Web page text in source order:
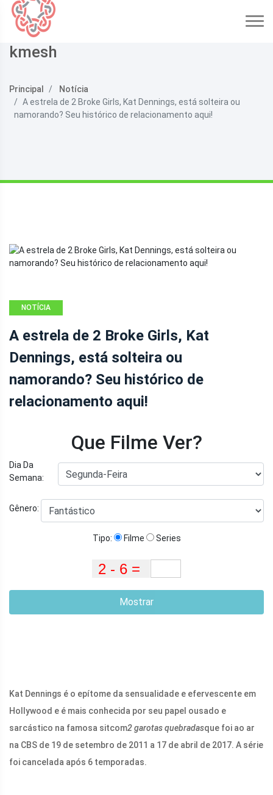
kmesh
Principal
Notícia
A estrela de 2 Broke Girls, Kat Dennings, está solteira ou
namorando? Seu histórico de relacionamento aqui!
NOTÍCIA
A estrela de 2 Broke Girls, Kat
Dennings, está solteira ou
namorando? Seu histórico de
relacionamento aqui!
Que Filme Ver?
Dia Da
Semana:
Gênero:
Tipo: Filme Series
Mostrar
Kat Dennings é o epítome da sensualidade e efervescente em
Hollywood e é mais conhecida por seu papel ousado e
sarcástico na famosa sitcom2 garotas quebradasque foi ao ar
na CBS de 19 de setembro de 2011 a 17 de abril de 2017. A série
foi cancelada após 6 temporadas.